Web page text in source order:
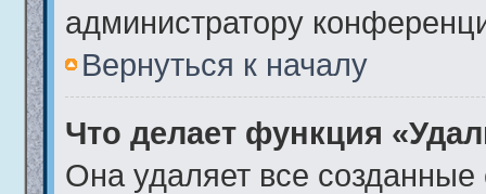
администратору
Вернуться к началу
Что делает функция
Она удаляет все